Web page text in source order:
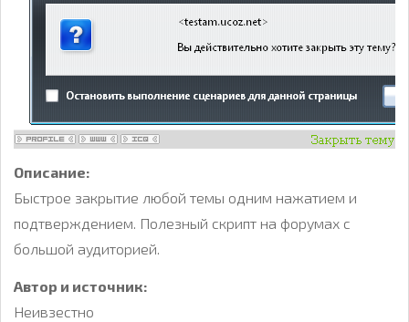
Описание:
Быстрое закрытие любой темы одним нажатием и
подтверждением. Полезный скрипт на форумах с
большой аудиторией.
Автор и источник:
Неивзестно